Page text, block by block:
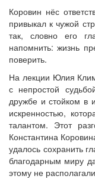
Коровин нёс
привыкал к чужой
так, словно его
напомнить: жизнь
поверить.
На лекции Юлия
с непростой
дружбе и стойком в
искренностью,
талантом. Этот
Константина
удалось сохранить
благодарным миру
этому не